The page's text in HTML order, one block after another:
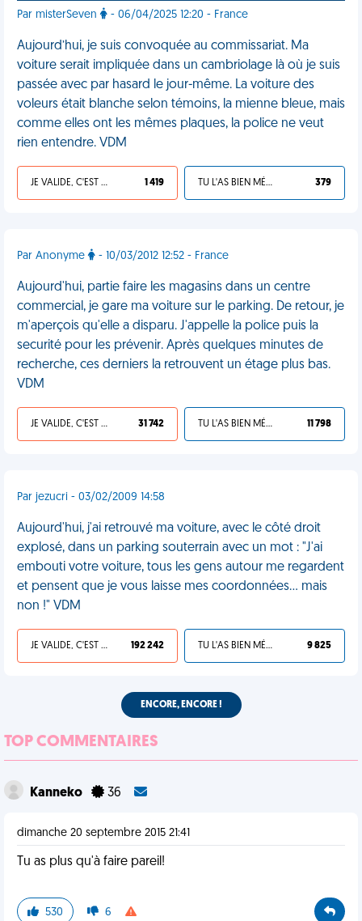
Par misterSeven - 06/04/2025 12:20 - France
Aujourd’hui, je suis convoquée au commissariat. Ma
voiture serait impliquée dans un cambriolage là où je suis
passée avec par hasard le jour-même. La voiture des
voleurs était blanche selon témoins, la mienne bleue, mais
comme elles ont les mêmes plaques, la police ne veut
rien entendre. VDM
JE VALIDE, C'EST UNE VDM 1 419 TU L'AS BIEN MÉRITÉ 379
Par Anonyme - 10/03/2012 12:52 - France
Aujourd'hui, partie faire les magasins dans un centre
commercial, je gare ma voiture sur le parking. De retour, je
m'aperçois qu'elle a disparu. J'appelle la police puis la
securité pour les prévenir. Après quelques minutes de
recherche, ces derniers la retrouvent un étage plus bas.
VDM
JE VALIDE, C'EST UNE VDM 31 742 TU L'AS BIEN MÉRITÉ 11 798
Par jezucri - 03/02/2009 14:58
Aujourd'hui, j'ai retrouvé ma voiture, avec le côté droit
explosé, dans un parking souterrain avec un mot : "J'ai
embouti votre voiture, tous les gens autour me regardent
et pensent que je vous laisse mes coordonnées... mais
non !" VDM
JE VALIDE, C'EST UNE VDM 192 242 TU L'AS BIEN MÉRITÉ 9 825
ENCORE, ENCORE !
TOP COMMENTAIRES
Kanneko 36
dimanche 20 septembre 2015 21:41
Tu as plus qu'à faire pareil!
530 6